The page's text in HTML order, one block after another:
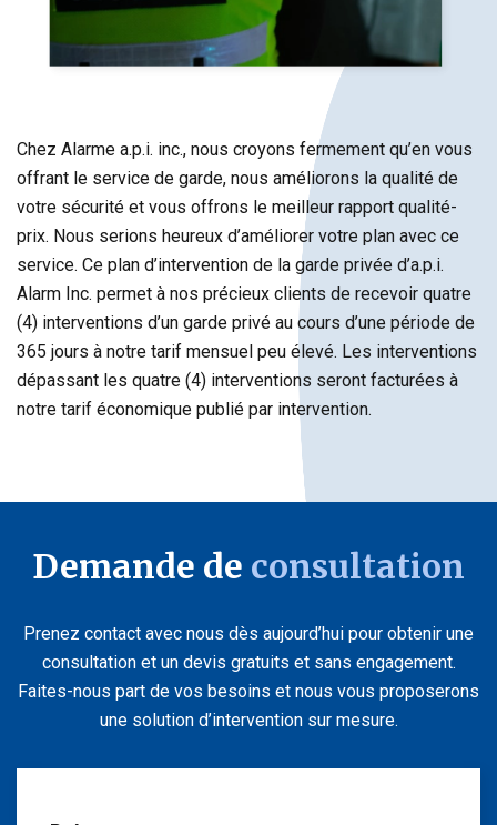
Chez Alarme a.p.i. inc., nous croyons fermement qu’en vous
offrant le service de garde, nous améliorons la qualité de
votre sécurité et vous offrons le meilleur rapport qualité-
prix. Nous serions heureux d’améliorer votre plan avec ce
service. Ce plan d’intervention de la garde privée d’a.p.i.
Alarm Inc. permet à nos précieux clients de recevoir quatre
(4) interventions d’un garde privé au cours d’une période de
365 jours à notre tarif mensuel peu élevé. Les interventions
dépassant les quatre (4) interventions seront facturées à
notre tarif économique publié par intervention.
Demande de consultation
Prenez contact avec nous dès aujourd’hui pour obtenir une
consultation et un devis gratuits et sans engagement.
Faites-nous part de vos besoins et nous vous proposerons
une solution d’intervention sur mesure.